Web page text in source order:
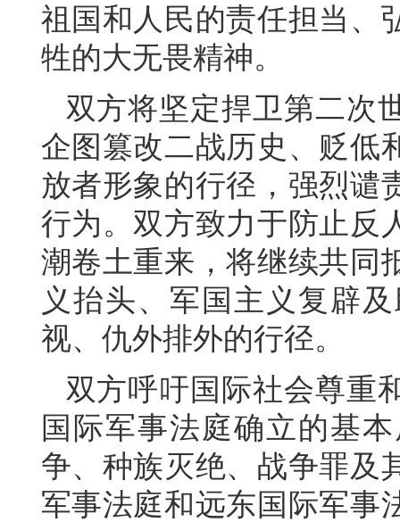
祖国和人民的责任担当、
牲的大无畏精神。
双方将坚定捍卫第二次
企图篡改二战历史、贬低
放者形象的行径，强烈谴
行为。双方致力于防止反
潮卷土重来，将继续共同
义抬头、军国主义复辟
视、仇外排外的行径。
双方呼吁国际社会尊重
国际军事法庭确立的基
争、种族灭绝、战争罪及
军事法庭和远东国际军事